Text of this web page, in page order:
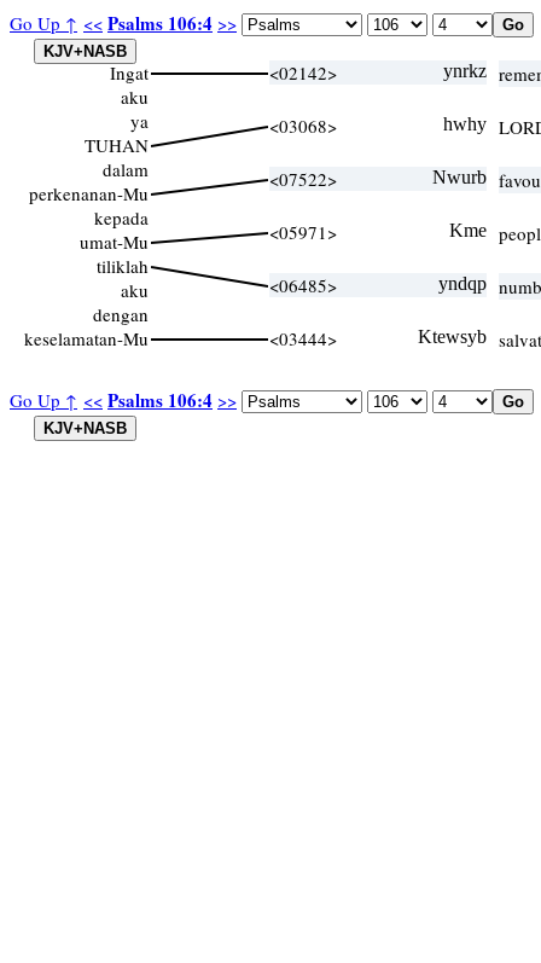
Go Up ↑ << Psalms 106:4 >>
Go Up ↑ << Psalms 106:4 >>
Ingat
aku
ya
TUHAN
dalam
perkenanan-Mu
kepada
umat-Mu
tiliklah
aku
dengan
keselamatan-Mu
<02142> ynrkz
<03068> hwhy
<07522> Nwurb
<05971> Kme
<06485> yndqp
<03444> Ktewsyb